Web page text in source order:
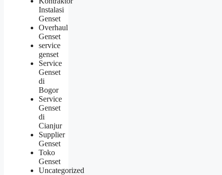
Instalasi
Genset
Overhaul
Genset
service
genset
Service
Genset
di
Bogor
Service
Genset
di
Cianjur
Supplier
Genset
Toko
Genset
Uncategorized